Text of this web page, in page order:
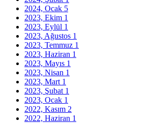
2024, Ocak 5
2023, Ekim 1
2023, Eylül 1
2023, Ağustos 1
2023, Temmuz 1
2023, Haziran 1
2023, Mayıs 1
2023, Nisan 1
2023, Mart 1
2023, Şubat 1
2023, Ocak 1
2022, Kasım 2
2022, Haziran 1